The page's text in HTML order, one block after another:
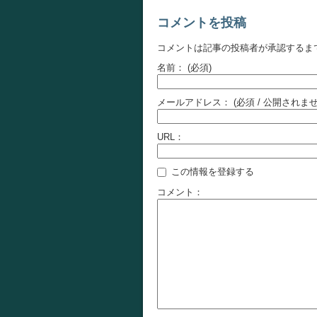
コメントを投稿
コメントは記事の投稿者が承認するま
名前： (必須)
メールアドレス： (必須 / 公開されま
URL：
この情報を登録する
コメント：